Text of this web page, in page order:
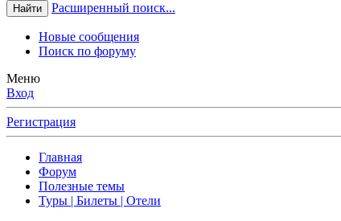
Найти Расширенный поиск...
Новые сообщения
Поиск по форуму
Меню
Вход
Регистрация
Главная
Форум
Полезные темы
Туры | Билеты | Отели